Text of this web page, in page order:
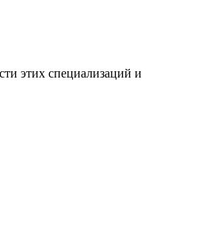
этих специализаций и